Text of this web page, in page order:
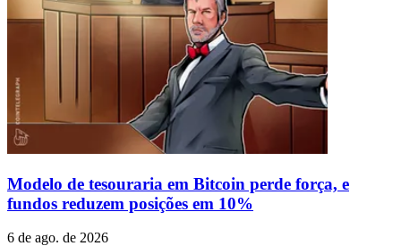
Modelo de tesouraria em Bitcoin perde força, e
fundos reduzem posições em 10%
6 de ago. de 2026